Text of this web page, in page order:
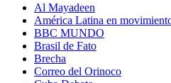
Al Mayadeen
América Latina en
BBC MUNDO
Brasil de Fato
Brecha
Correo del Orinoco